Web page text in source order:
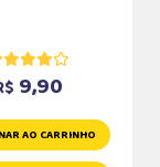
9,90
AO CARRINHO